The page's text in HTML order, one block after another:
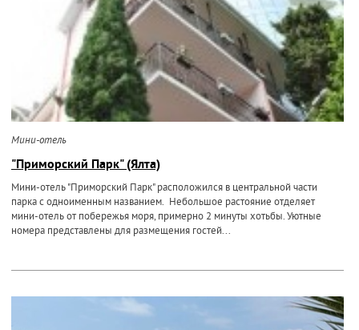
Мини-отель
"Приморский Парк" (Ялта)
Мини-отель "Приморский Парк" расположился в центральной части
парка с одноименным названием. Небольшое растояние отделяет
мини-отель от побережья моря, примерно 2 минуты хотьбы. Уютные
номера представлены для размещения гостей...